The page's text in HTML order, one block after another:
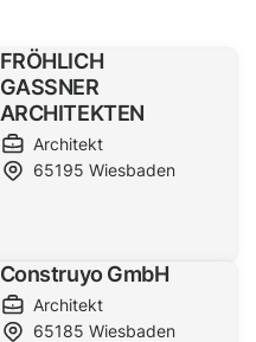
FRÖHLICH
GASSNER
ARCHITEKTEN
Architekt
65195 Wiesbaden
Construyo GmbH
Architekt
65185 Wiesbaden